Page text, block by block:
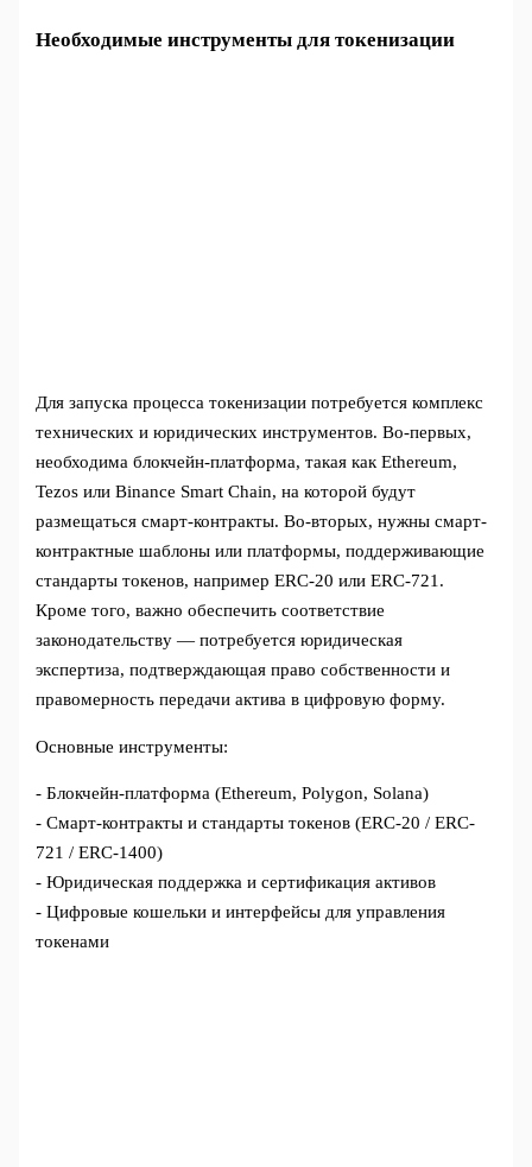
Необходимые инструменты для токенизации
Для запуска процесса токенизации потребуется комплекс
технических и юридических инструментов. Во-первых,
необходима блокчейн-платформа, такая как Ethereum,
Tezos или Binance Smart Chain, на которой будут
размещаться смарт-контракты. Во-вторых, нужны смарт-
контрактные шаблоны или платформы, поддерживающие
стандарты токенов, например ERC-20 или ERC-721.
Кроме того, важно обеспечить соответствие
законодательству — потребуется юридическая
экспертиза, подтверждающая право собственности и
правомерность передачи актива в цифровую форму.
Основные инструменты:
- Блокчейн-платформа (Ethereum, Polygon, Solana)
- Смарт-контракты и стандарты токенов (ERC-20 / ERC-
721 / ERC-1400)
- Юридическая поддержка и сертификация активов
- Цифровые кошельки и интерфейсы для управления
токенами